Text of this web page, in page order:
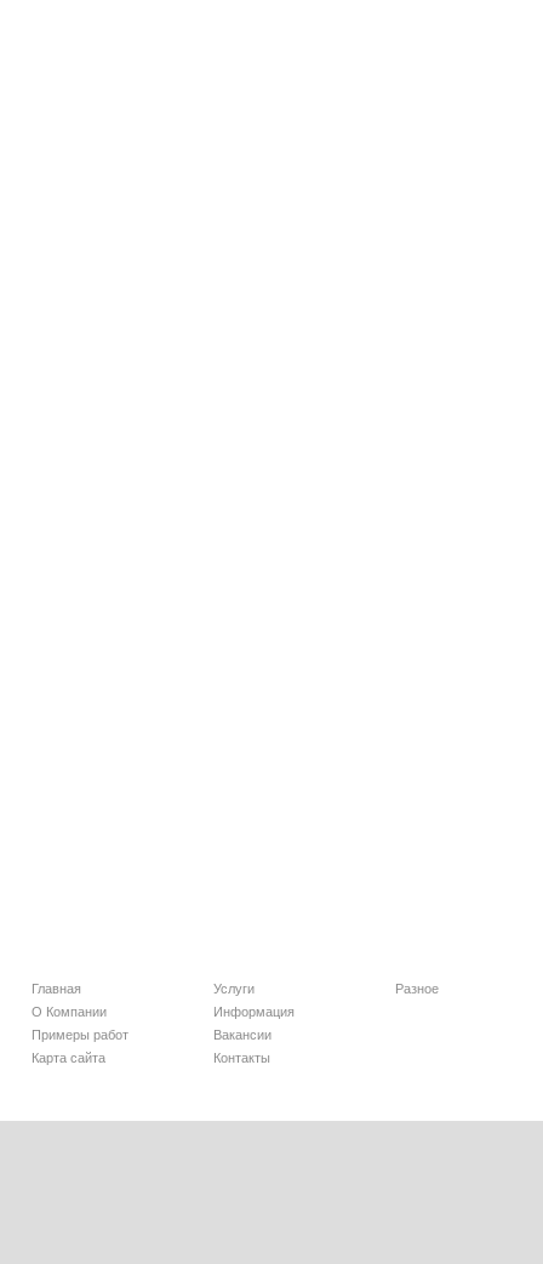
Главная
О Компании
Примеры работ
Карта сайта
Услуги
Информация
Вакансии
Контакты
Разное